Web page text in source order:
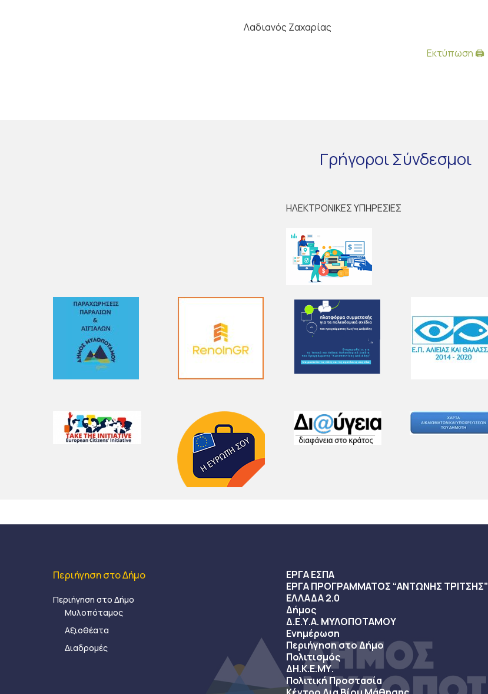
Λαδιανός Ζαχαρίας
Εκτύπωση 🖨
ΓρήγοροιΣύνδεσμοι
ΗΛΕΚΤΡΟΝΙΚΕΣ ΥΠΗΡΕΣΙΕΣ
Περιήγηση στο Δήμο
Περιήγηση στο Δήμο
Μυλοπόταμος
Αξιοθέατα
Διαδρομές
ΕΡΓΑ ΕΣΠΑ
ΕΡΓΑ ΠΡΟΓΡΑΜΜΑΤΟΣ “ΑΝΤΩΝΗΣ ΤΡΙΤΣΗΣ”
ΕΛΛΑΔΑ 2.0
Δήμος
Δ.Ε.Υ.Α. ΜΥΛΟΠΟΤΑΜΟΥ
Ενημέρωση
Περιήγηση στο Δήμο
Πολιτισμός
ΔΗ.Κ.Ε.ΜΥ.
Πολιτική Προστασία